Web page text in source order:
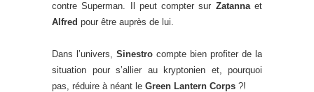
contre Superman. Il peut compter sur Zatannaet
Alfred pour être auprès de lui.
Dans l’univers, Sinestro compte bien profiter de la
situation pour s’allier au kryptonien et, pourquoi
pas, réduire à néant le Green Lantern Corps ?!